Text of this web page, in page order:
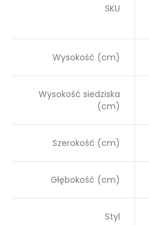
SKU
Wysokość (cm)
Wysokość siedziska
(cm)
Szerokość (cm)
Głębokość (cm)
Styl